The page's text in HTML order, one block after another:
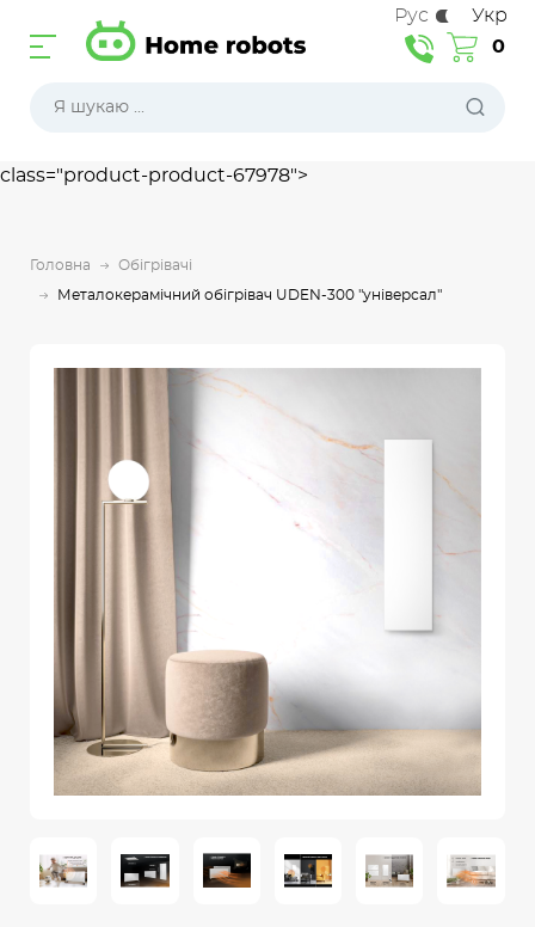
class="product-product-67978">
0
Рус Укр
Головна Обігрівачі
Металокерамічний обігрівач UDEN-300 "універсал"